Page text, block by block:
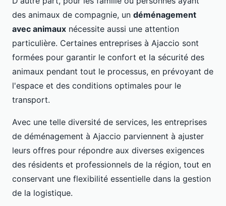
des animaux de compagnie, un déménagement
avec animaux nécessite aussi une attention
particulière. Certaines entreprises à Ajaccio sont
formées pour garantir le confort et la sécurité des
animaux pendant tout le processus, en prévoyant de
l'espace et des conditions optimales pour le
transport.
Avec une telle diversité de services, les entreprises
de déménagement à Ajaccio parviennent à ajuster
leurs offres pour répondre aux diverses exigences
des résidents et professionnels de la région, tout en
conservant une flexibilité essentielle dans la gestion
de la logistique.